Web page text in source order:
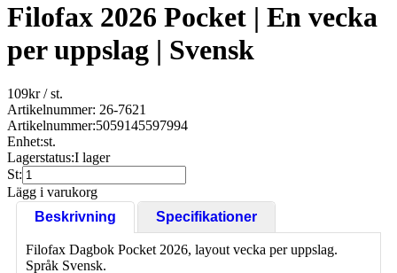
Filofax 2026 Pocket | En vecka
per uppslag | Svensk
109kr/ st.
Artikelnummer: 26-7621
Artikelnummer:5059145597994
Enhet:st.
Lagerstatus:I lager
St:
Lägg i varukorg
Beskrivning
Specifikationer
Filofax Dagbok Pocket 2026, layout vecka per uppslag.
Språk Svensk.